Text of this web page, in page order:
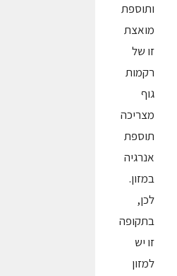
ותוספת
מואצת
זו של
רקמות
גוף
מצריכה
תוספת
אנרגיה
במזון.
לכן,
בתקופה
זו יש
למזון